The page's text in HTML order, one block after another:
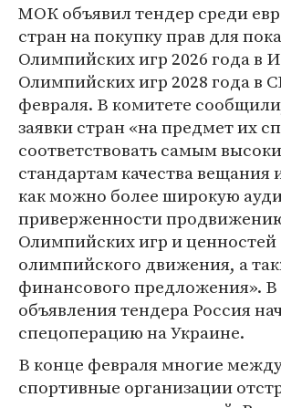
МОК объявил тендер среди
стран на покупку прав для
Олимпийских игр 2026 года в
Олимпийских игр 2028 года в
февраля. В комитете
заявки стран «на предмет их
соответствовать самым
стандартам качества вещания
как можно более широкую
приверженности
Олимпийских игр и ценностей
олимпийского движения, а
финансового предложения». В
объявления тендера Россия
спецоперацию на Украине.
В конце февраля многие
спортивные организации